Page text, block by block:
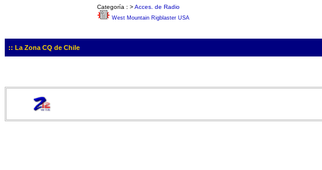
Categoría : >Acces. de Radio
West Mountain Rigblaster USA
:: La Zona CQ de Chile